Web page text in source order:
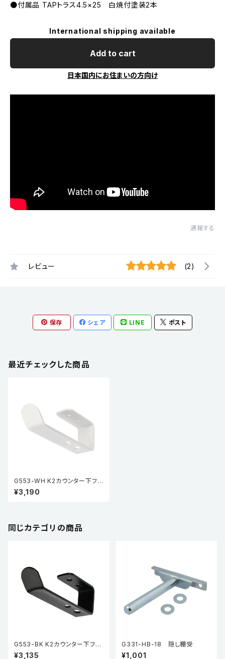
●付属品 TAPトラス4.5×25 白焼付塗装2本
International shipping available
Add to cart
日本国内にお住まいの方向け
通報する
レビュー (2)
保存 シェア LINE ポスト
最近チェックした商品
G553-WH K2カウンター下フッ
ク
¥3,190
同じカテゴリの商品
G553-BK K2カウンター下フッ
ク
¥3,135
G331-HB-18 隠し棚受
¥1,001